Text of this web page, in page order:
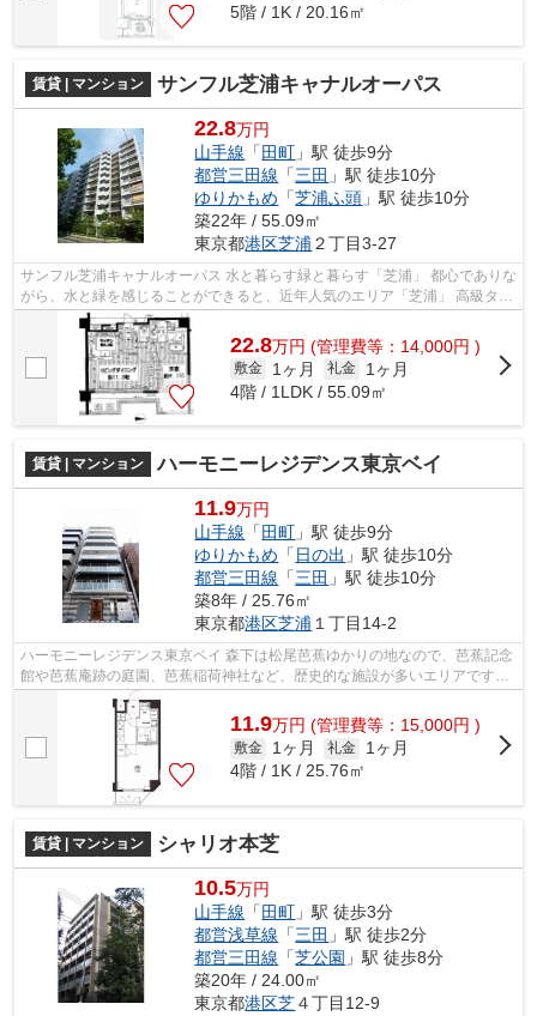
5階 / 1K / 20.16㎡
賃貸 | マンション サンフル芝浦キャナルオーパス
22.8万円
山手線 「 田町 」駅 徒歩9分
都営三田線 「三田 」駅 徒歩10分
ゆりかもめ 「芝浦ふ頭 」駅 徒歩10分
築22年 / 55.09㎡
東京都港区芝浦 ２丁目3-27
サンフル芝浦キャナルオーパス 水と暮らす緑と暮らす「芝浦」 都心でありな
がら、水と緑を感じることができると、近年人気のエリア「芝浦」 高級タワ
ーマンションも多く建設され、...
22.8万円 (管理費等：14,000円 )
敷金 1ヶ月 礼金
1ヶ月
4階 / 1LDK / 55.09㎡
賃貸 | マンション ハーモニーレジデンス東京ベイ
11.9万円
山手線 「 田町 」駅 徒歩9分
ゆりかもめ 「 日の出 」駅 徒歩10分
都営三田線 「三田 」駅 徒歩10分
築8年 / 25.76㎡
東京都港区芝浦 １丁目14-2
ハーモニーレジデンス東京ベイ 森下は松尾芭蕉ゆかりの地なので、芭蕉記念
館や芭蕉庵跡の庭園、芭蕉稲荷神社など、歴史的な施設が多いエリアです。
また、駅前の飲み屋や街中の建物...
11.9万円 (管理費等：15,000円 )
敷金 1ヶ月 礼金
1ヶ月
4階 / 1K / 25.76㎡
賃貸 | マンション シャリオ本芝
10.5万円
山手線 「 田町 」駅 徒歩3分
都営浅草線 「三田 」駅 徒歩2分
都営三田線 「芝公園 」駅 徒歩8分
築20年 / 24.00㎡
東京都港区芝４丁目12-9